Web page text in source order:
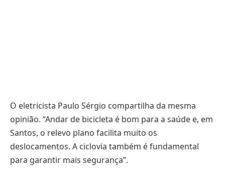
O eletricista Paulo Sérgio compartilha da mesma
opinião. “Andar de bicicleta é bom para a saúde e, em
Santos, o relevo plano facilita muito os
deslocamentos. A ciclovia também é fundamental
para garantir mais segurança”.